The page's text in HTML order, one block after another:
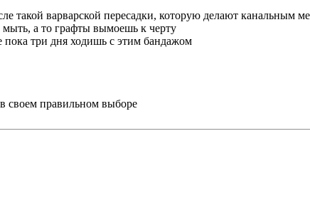
такой варварской пересадки, которую делают канальным
а то графты вымоешь к черту
пока три дня ходишь с этим бандажом
своем правильном выборе